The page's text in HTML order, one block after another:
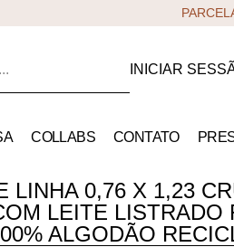
INICIAR
COLLABS CONTATO
LINHA 0,76 X 1,23
LEITE LISTRADO
ALGODÃO